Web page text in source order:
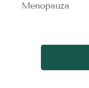
Menopauza